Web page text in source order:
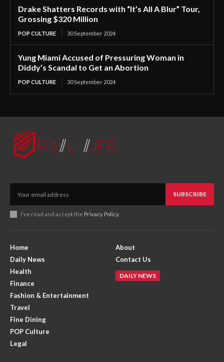
Drake Shatters Records with “It’s All A Blur” Tour,
Grossing $320 Million
POP CULTURE 30 September 2024
Yung Miami Accused of Pressuring Woman in
Diddy’s Scandal to Get an Abortion
POP CULTURE 30 September 2024
SUBSCRIBE
I've read and accept the Privacy Policy.
Home
Daily News
Health
Finance
Fashion & Entertainment
Travel
Fine Dining
POP Culture
Legal
About
Contact Us
DAILY NEWS